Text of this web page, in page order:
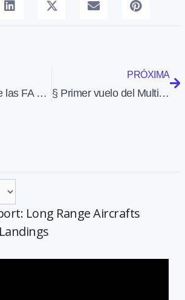
El 43 Grupo de las FA de España voló esta temporada 886 horas y de éstas 357 en octubre
PRÓXIMA
§ Primer vuelo del Multicopter en Alemania (octubre 2011)
Long Range Aircrafts